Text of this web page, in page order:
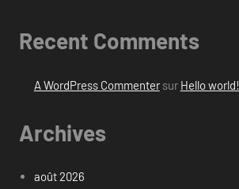
Recent Comments
A WordPress Commentersur Hello world!
Archives
août 2026